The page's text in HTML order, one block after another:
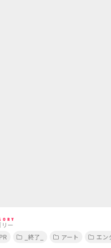
ー
_終了_ アート エン